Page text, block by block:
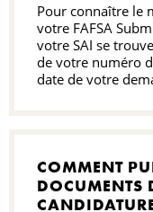
Pour connaître le
votre FAFSA
votre SAI se
de votre numéro
date de votre
COMMENT
DOCUMENTS